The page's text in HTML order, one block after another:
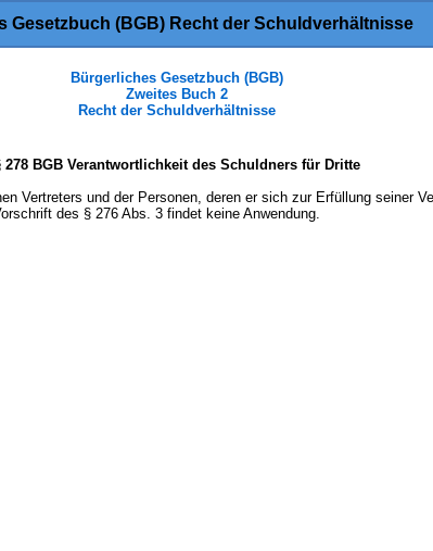
Gesetzbuch (BGB) Recht der Schuldverhältnisse
Bürgerliches Gesetzbuch (BGB)
Zweites Buch 2
Recht der Schuldverhältnisse
278 BGB Verantwortlichkeit des Schuldners für Dritte
Vertreters und der Personen, deren er sich zur Erfüllung seiner
des § 276 Abs. 3 findet keine Anwendung.